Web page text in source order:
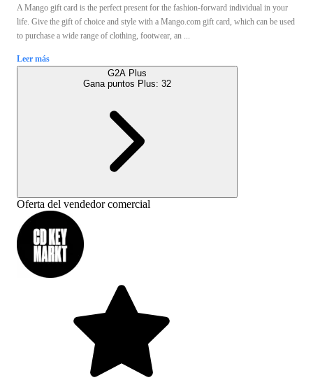
A Mango gift card is the perfect present for the fashion-forward individual in your
life. Give the gift of choice and style with a Mango.com gift card, which can be used
to purchase a wide range of clothing, footwear, an ...
Leer más
G2A Plus
Gana puntos Plus: 32
Oferta del vendedor comercial